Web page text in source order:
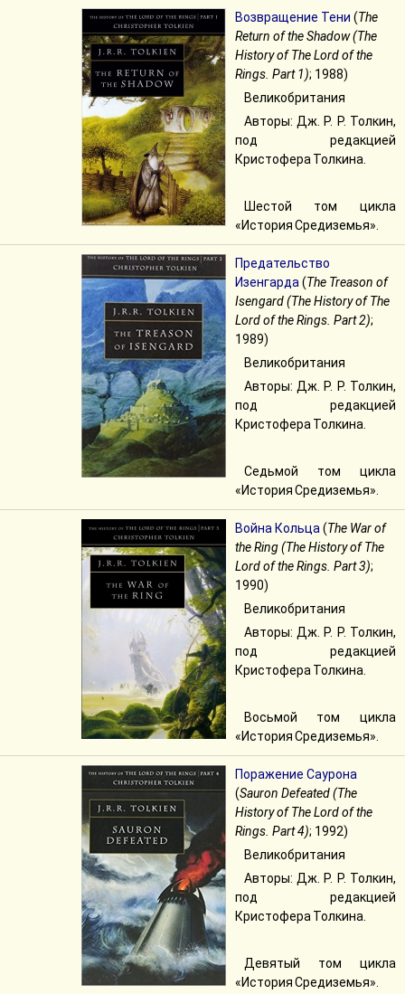
Возвращение Тени (The
Return of the Shadow (The
History of The Lord of the
Rings. Part 1); 1988)
Великобритания
Авторы: Дж. Р. Р. Толкин,
под редакцией
Кристофера Толкина.
Шестой том цикла
«История Средиземья».
Предательство
Изенгарда(The Treason of
Isengard (The History of The
Lord of the Rings. Part 2);
1989)
Великобритания
Авторы: Дж. Р. Р. Толкин,
под редакцией
Кристофера Толкина.
Седьмой том цикла
«История Средиземья».
Война Кольца(The War of
the Ring (The History of The
Lord of the Rings. Part 3);
1990)
Великобритания
Авторы: Дж. Р. Р. Толкин,
под редакцией
Кристофера Толкина.
Восьмой том цикла
«История Средиземья».
Поражение Саурона
(Sauron Defeated (The
History of The Lord of the
Rings. Part 4); 1992)
Великобритания
Авторы: Дж. Р. Р. Толкин,
под редакцией
Кристофера Толкина.
Девятый том цикла
«История Средиземья».